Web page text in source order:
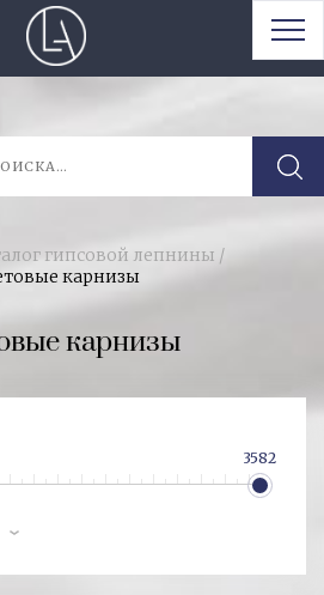
гипсовой лепнины /
карнизы
карнизы
3582